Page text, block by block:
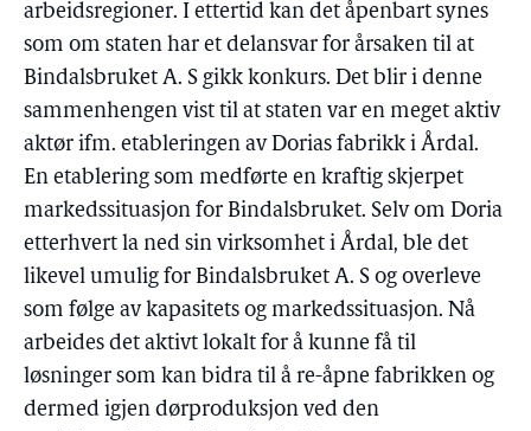
arbeidsregioner. I ettertid kan det åpenbart synes
som om staten har et delansvar for årsaken til at
Bindalsbruket A. S gikk konkurs. Det blir i denne
sammenhengen vist til at staten var en meget aktiv
aktør ifm. etableringen av Dorias fabrikk i Årdal.
En etablering som medførte en kraftig skjerpet
markedssituasjon for Bindalsbruket. Selv om Doria
etterhvert la ned sin virksomhet i Årdal, ble det
likevel umulig for Bindalsbruket A. S og overleve
som følge av kapasitets og markedssituasjon. Nå
arbeides det aktivt lokalt for å kunne få til
løsninger som kan bidra til å re-åpne fabrikken og
dermed igjen dørproduksjon ved den